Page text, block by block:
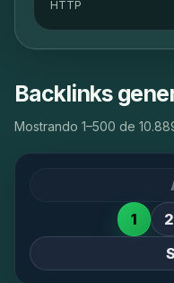
HTTP
Backlinks
Mostrando 1–500 de
1
2